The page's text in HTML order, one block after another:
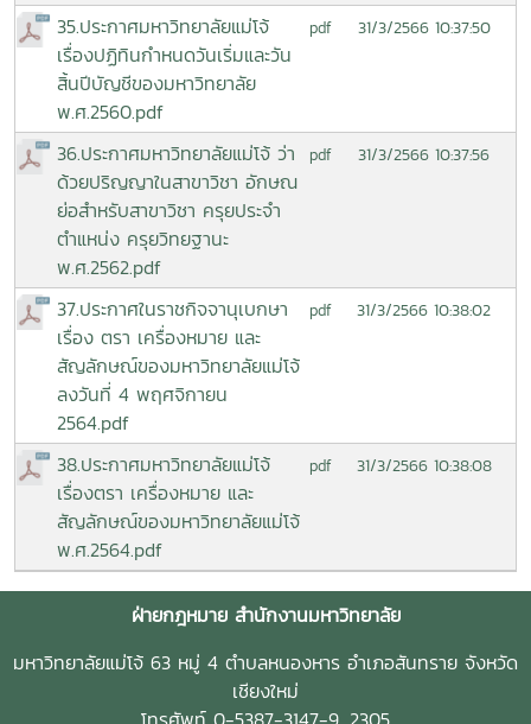
35.ประกาศมหาวิทยาลัยแม่โจ้
เรื่องปฏิทินกำหนดวันเริ่มและวัน
สิ้นปีบัญชีของมหาวิทยาลัย
พ.ศ.2560.pdf
pdf 31/3/2566 10:37:50
36.ประกาศมหาวิทยาลัยแม่โจ้ ว่า
ด้วยปริญญาในสาขาวิชา อักษณ
ย่อสำหรับสาขาวิชา ครุยประจำ
ตำแหน่ง ครุยวิทยฐานะ
พ.ศ.2562.pdf
pdf 31/3/2566 10:37:56
37.ประกาศในราชกิจจานุเบกษา
เรื่อง ตรา เครื่องหมาย และ
สัญลักษณ์ของมหาวิทยาลัยแม่โจ้
ลงวันที่ 4 พฤศจิกายน
2564.pdf
pdf 31/3/2566 10:38:02
38.ประกาศมหาวิทยาลัยแม่โจ้
เรื่องตรา เครื่องหมาย และ
สัญลักษณ์ของมหาวิทยาลัยแม่โจ้
พ.ศ.2564.pdf
pdf 31/3/2566 10:38:08
ฝ่ายกฎหมาย สำนักงานมหาวิทยาลัย
มหาวิทยาลัยแม่โจ้ 63 หมู่ 4 ตำบลหนองหาร อำเภอสันทราย จังหวัด
เชียงใหม่